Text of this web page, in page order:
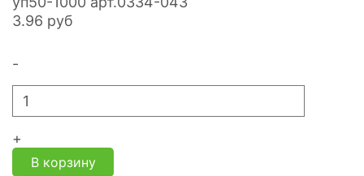
3.96 руб
-
+
В корзину